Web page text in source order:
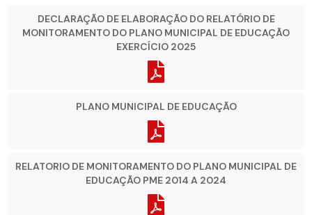
DECLARAÇÃO DE ELABORAÇÃO DO RELATÓRIO DE
MONITORAMENTO DO PLANO MUNICIPAL DE EDUCAÇÃO
EXERCÍCIO 2025
PLANO MUNICIPAL DE EDUCAÇÃO
RELATORIO DE MONITORAMENTO DO PLANO MUNICIPAL DE
EDUCAÇÃO PME 2014 A 2024